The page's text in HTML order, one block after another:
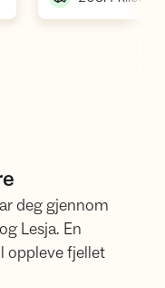
deg gjennom
Lesja. En
oppleve fjellet